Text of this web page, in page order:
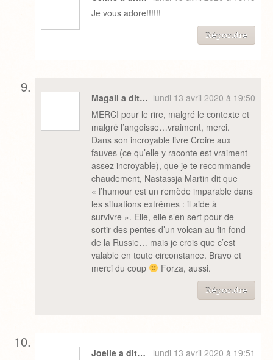
Je vous adore!!!!!!
Répondre
Magali a dit… lundi 13 avril 2020 à 19:50
MERCI pour le rire, malgré le contexte et
malgré l’angoisse…vraiment, merci.
Dans son incroyable livre Croire aux
fauves (ce qu’elle y raconte est vraiment
assez incroyable), que je te recommande
chaudement, Nastassja Martin dit que
« l’humour est un remède imparable dans
les situations extrêmes : il aide à
survivre ». Elle, elle s’en sert pour de
sortir des pentes d’un volcan au fin fond
de la Russie… mais je crois que c’est
valable en toute circonstance. Bravo et
merci du coup
Forza, aussi.
Répondre
Joelle a dit…
lundi 13 avril 2020 à 19:51